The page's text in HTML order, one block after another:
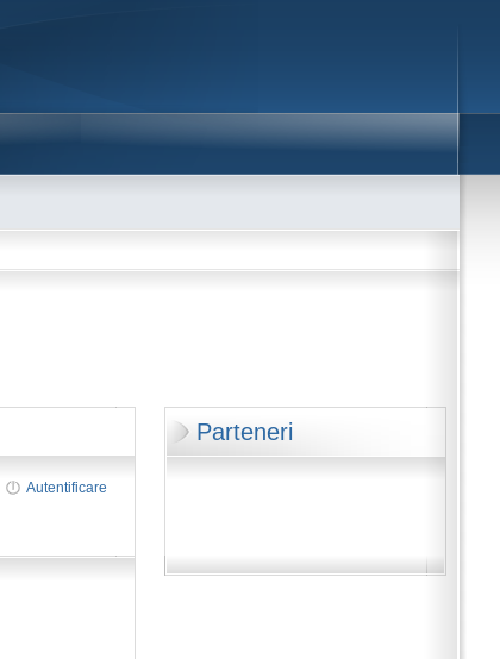
Parteneri
Autentificare